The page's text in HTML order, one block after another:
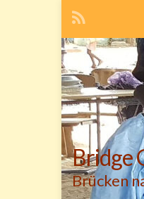
Bridge
Brücken